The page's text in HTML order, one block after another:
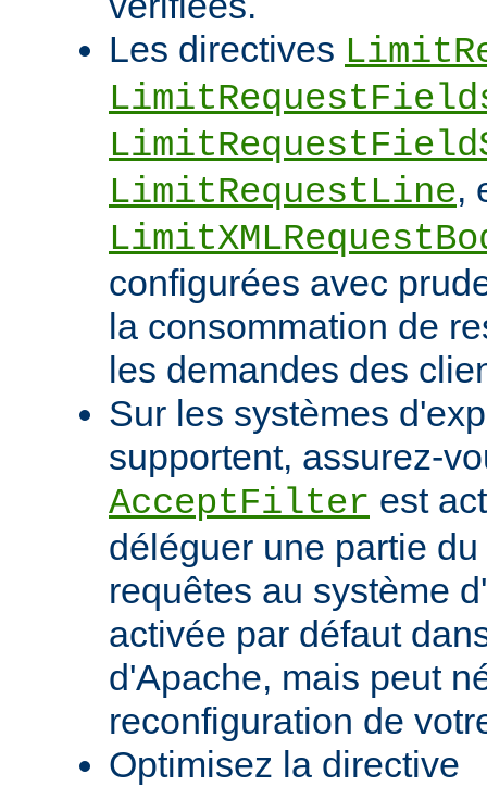
Les directives
LimitRequestLine,
configurées avec
la consommation de
les demandes des
Sur les systèmes
supportent, assurez-
AcceptFilter est
déléguer une partie
requêtes au système
activée par défaut
d'Apache, mais peut
reconfiguration de
Optimisez la directive